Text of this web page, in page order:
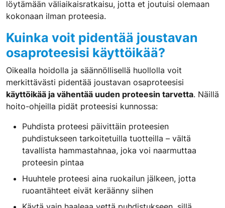
löytämään väliaikaisratkaisu, jotta et joutuisi olemaan
kokonaan ilman proteesia.
Kuinka voit pidentää joustavan
osaproteesisi käyttöikää?
Oikealla hoidolla ja säännöllisellä huollolla voit
merkittävästi pidentää joustavan osaproteesisi
käyttöikää ja vähentää uuden proteesin tarvetta. Näillä
hoito-ohjeilla pidät proteesisi kunnossa:
Puhdista proteesi päivittäin proteesien
puhdistukseen tarkoitetuilla tuotteilla – vältä
tavallista hammastahnaa, joka voi naarmuttaa
proteesin pintaa
Huuhtele proteesi aina ruokailun jälkeen, jotta
ruoantähteet eivät keräänny siihen